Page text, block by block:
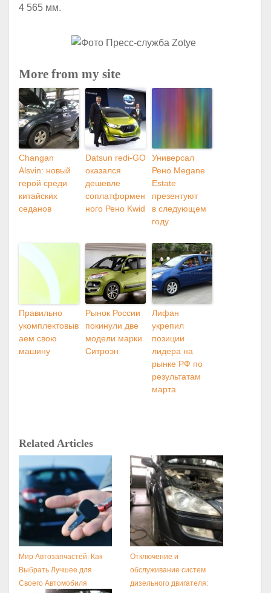
4 565 мм.
More from my site
Changan
Alsvin: новый
герой среди
китайских
седанов
Datsun redi-GO
оказался
дешевле
соплатформен
ного Рено Kwid
Универсал
Рено Megane
Estate
презентуют
в следующем
году
Правильно
укомплектовыв
аем свою
машину
Рынок России
покинули две
модели марки
Ситроэн
Лифан
укрепил
позиции
лидера на
рынке РФ по
результатам
марта
Related Articles
Мир Автозапчастей: Как
Выбрать Лучшее для
Своего Автомобиля
Отключение и
обслуживание систем
дизельного двигателя: